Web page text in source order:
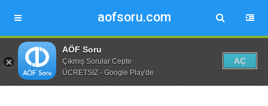
aofsoru.com
AÖF Soru
Çıkmış Sorular Cepte
ÜCRETSİZ - Google Play'de
AÇ